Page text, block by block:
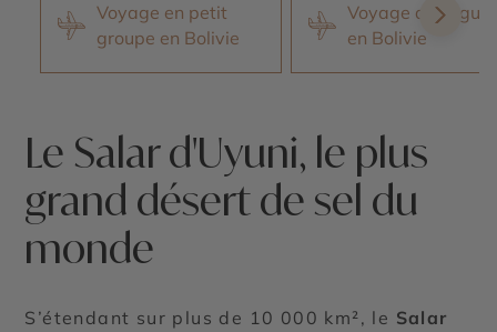
Voyage en petit
groupe en Bolivie
Voyage avec
en Bolivie
Le Salar d'Uyuni, le plus
grand désert de sel du
monde
S’étendant sur plus de 10 000 km², le Salar